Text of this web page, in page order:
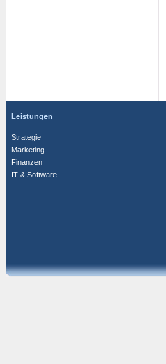
Leistungen
Strategie
Marketing
Finanzen
IT & Software